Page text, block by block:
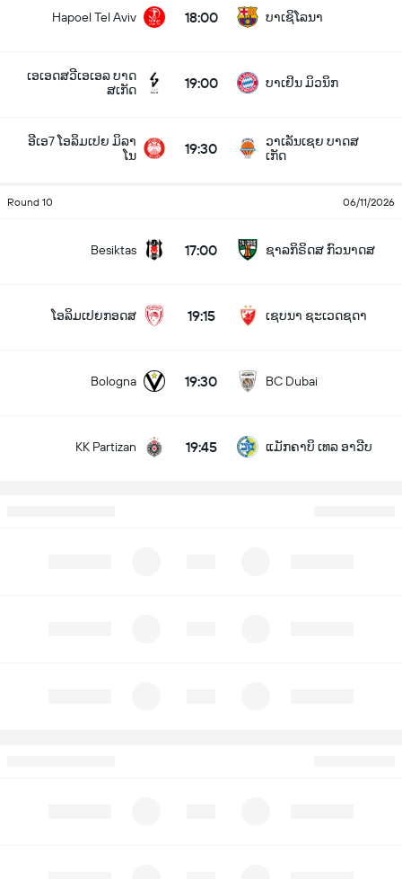
Hapoel Tel Aviv 18:00 ບາເຊິໂລນາ
ເອເອດສວີເອເອລ ບາດ
ສເກັດ
19:00 ບາເຢິນ ມິວນິກ
ອີເອ7 ໂອລິມເປຍ ມິລາ
ໂນ
19:30
ວາເລັນເຊຍ ບາດສ
ເກັດ
Round 10 06/11/2026
Besiktas 17:00 ຊາລກິຣິດສ ກົວນາດສ
ໂອລິມເປຍກອດສ 19:15 ເຊບນາ ຊະເວດຊດາ
Bologna 19:30 BC Dubai
KK Partizan 19:45 ແມັກຄາບິ ເທລ ອາວີບ